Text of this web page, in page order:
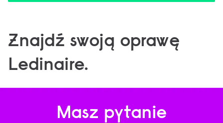
Znajdź swoją oprawę
Ledinaire.
Masz pytanie